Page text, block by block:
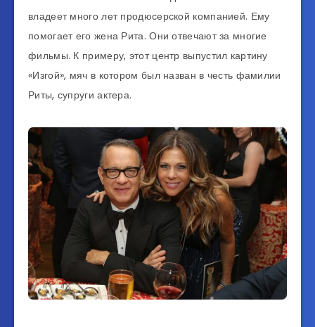
владеет много лет продюсерской компанией. Ему
помогает его жена Рита. Они отвечают за многие
фильмы. К примеру, этот центр выпустил картину
«Изгой», мяч в котором был назван в честь фамилии
Риты, супруги актера.